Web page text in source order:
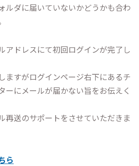
ルダに届いていないかどうかも合わ
アドレスにて初回ログインが完了し
ますがログインページ右下にあるチ
ーにメールが届かない旨をお伝えく
再送のサポートをさせていただきま
ら